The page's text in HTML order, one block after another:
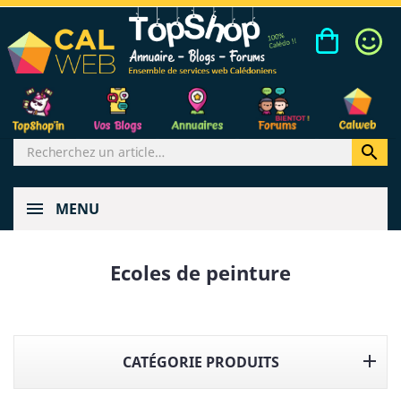

MENU
Ecoles de peinture
CATÉGORIE PRODUITS 